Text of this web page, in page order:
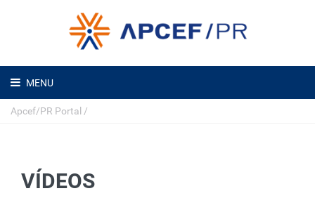
MENU
Apcef/PR Portal /
VÍDEOS